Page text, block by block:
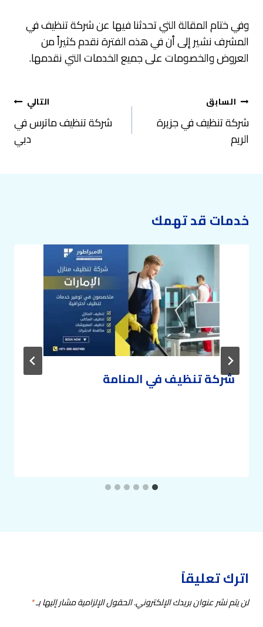
وفي ختام المقالة التي تحدثنا فيها عن شركة تنظيف في
المشرف نشير إلى أن في هذه الفترة نقدم كثيراً من
العروض والخصومات على جميع الخدمات التي نقدمها.
تصفّح
المقالات
السابق
شركة تنظيف في جزيرة
الريم
التالي
شركة تنظيف ماترس في
دبي
خدمات قد تهمك
شركة تنظيف في المنامة
اترك تعليقاً
لن يتم نشر عنوان بريدك الإلكتروني.الحقول الإلزامية مشار إليها بـ*